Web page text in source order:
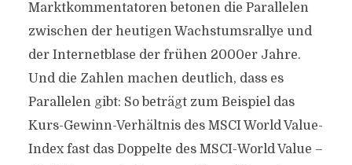
Marktkommentatoren betonen die Parallelen
zwischen der heutigen Wachstumsrallye und
der Internetblase der frühen 2000er Jahre.
Und die Zahlen machen deutlich, dass es
Parallelen gibt: So beträgt zum Beispiel das
Kurs-Gewinn-Verhältnis des MSCI World Value-
Index fast das Doppelte des MSCI-World Value –